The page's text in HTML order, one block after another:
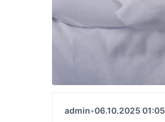
admin•06.10.2025 01:05